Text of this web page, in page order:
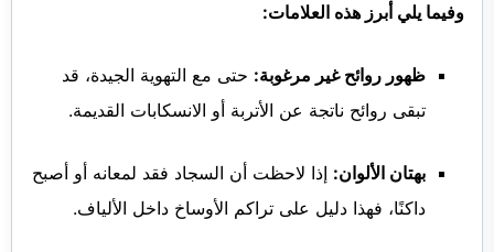
وفيما يلي أبرز هذه العلامات:
ظهور روائح غير مرغوبة: حتى مع التهوية الجيدة، قد
تبقى روائح ناتجة عن الأتربة أو الانسكابات القديمة.
بهتان الألوان: إذا لاحظت أن السجاد فقد لمعانه أو أصبح
داكنًا، فهذا دليل على تراكم الأوساخ داخل الألياف.